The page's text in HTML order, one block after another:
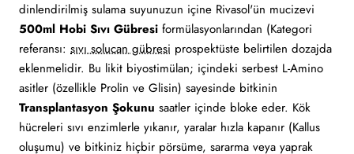
dinlendirilmiş sulama suyunuzun içine Rivasol'ün mucizevi
500ml Hobi Sıvı Gübresi formülasyonlarından (Kategori
referansı: sıvı solucan gübresi prospektüste belirtilen dozajda
eklenmelidir. Bu likit biyostimülan; içindeki serbest L-Amino
asitler (özellikle Prolin ve Glisin) sayesinde bitkinin
Transplantasyon Şokunu saatler içinde bloke eder. Kök
hücreleri sıvı enzimlerle yıkanır, yaralar hızla kapanır (Kallus
oluşumu) ve bitkiniz hiçbir pörsüme, sararma veya yaprak